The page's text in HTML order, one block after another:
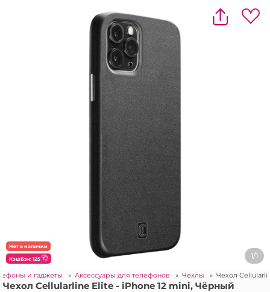
Нет в наличии
КэшБэк: 125 1/1
и гаджеты » Аксессуары для телефонов » Чехлы » Чехол
Чехол Cellularline Elite - iPhone 12 mini, Чёрный